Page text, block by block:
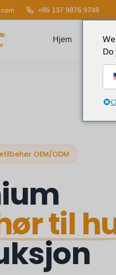
+86 137 9876 9748
Hjem
OEM/ODM
til